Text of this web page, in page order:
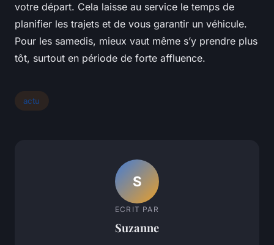
votre départ. Cela laisse au service le temps de
planifier les trajets et de vous garantir un véhicule.
Pour les samedis, mieux vaut même s’y prendre plus
tôt, surtout en période de forte affluence.
actu
S
ECRIT PAR
Suzanne